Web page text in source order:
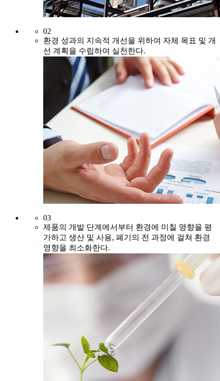
02
환경 성과의 지속적 개선을 위하여 자체 목표 및 개
선 계획을 수립하여 실천한다.
03
제품의 개발 단계에서부터 환경에 미칠 영향을 평
가하고 생산 및 사용, 폐기의 전 과정에 걸쳐 환경
영향을 최소화한다.